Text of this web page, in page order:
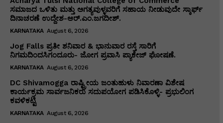
ಸಮಾಜದ ಒಳಿತು ಮತ್ತು ಅಗತ್ಯವುಳ್ಳವರಿಗೆ ಸಹಾಯ ನೀಡುವುದೇ ಸ್ಕಾರ್ಫ್
ದಿನಾಚರಣೆ ಉದ್ದೇಶ-ಆರ್.ಎಂ.ಜಗದೀಶ್.
KARNATAKA August 6, 2026
Jog Falls ಪ್ರತೀ ಶನಿವಾರ & ಭಾನುವಾರ ರಸ್ತೆ ಸಾರಿಗೆ
ನಿಗಮದಿಂದಸಿಗಂದೂರು- ಜೋಗ ಪ್ರವಾಸಿ ಪ್ಯಾಕೇಜ್ ಘೋಷಣೆ.
KARNATAKA August 6, 2026
DC Shivamogga ರಾಷ್ಟ್ರೀಯ ಜಂತುಹುಳು ನಿವಾರಣಾ ವಿಶೇಷ
ಕಾರ್ಯಕ್ರಮ ಸಾರ್ವಜನಿಕರು ಸದುಪಯೋಗ ಪಡಿಸಿಕೊಳ್ಳಿ- ಪ್ರಭುಲಿಂಗ
ಕವಳಿಕಟ್ಟಿ
KARNATAKA August 6, 2026